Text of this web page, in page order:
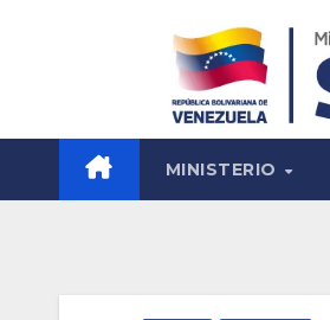
MINISTERIO